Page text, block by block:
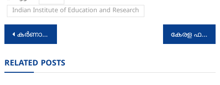
Indian Institute of Education and Research
Post
കര്‍ണാടകയില്‍ മണ്ണിടിച്ചിലിനെ തുടര്‍ന്ന് കാണാതായ അര്‍ജുനു വേണ്ടി തെരച്ചില്‍ തുടരുന്നു കേരള ഫയർ ഫോഴ്സിന് മരിയൻ എഞ്ചിനീയറിംഗ് കോളേജിന്റ ആദരവ്
RELATED POSTS